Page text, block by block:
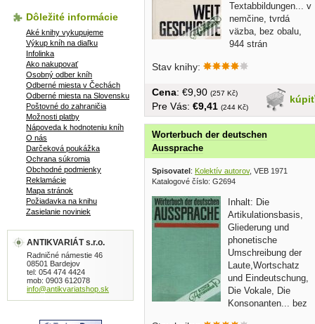
Textabbildungen... v
nemčine, tvrdá
väzba, bez obalu,
944 strán
Stav knihy:
kúpiť
Cena: €9,90 (257 Kč)
Pre Vás: €9,41 (244 Kč)
Worterbuch der deutschen
Aussprache
Spisovatel: Kolektív autorov, VEB 1971
Katalogové číslo: G2694
Inhalt: Die
Artikulationsbasis,
Gliederung und
phonetische
Umschreibung der
Laute,Wortschatz
und Eindeutschung,
Die Vokale, Die
Konsonanten... bez
Dôležité informácie
Aké knihy vykupujeme
Výkup kníh na diaľku
Infolinka
Ako nakupovať
Osobný odber kníh
Odberné miesta v Čechách
Odberné miesta na Slovensku
Poštovné do zahraničia
Možnosti platby
Nápoveda k hodnoteniu kníh
O nás
Darčeková poukážka
Ochrana súkromia
Obchodné podmienky
Reklamácie
Mapa stránok
Požiadavka na knihu
Zasielanie noviniek
ANTIKVARIÁT s.r.o.
Radničné námestie 46
08501 Bardejov
tel: 054 474 4424
mob: 0903 612078
info@antikvariatshop.sk